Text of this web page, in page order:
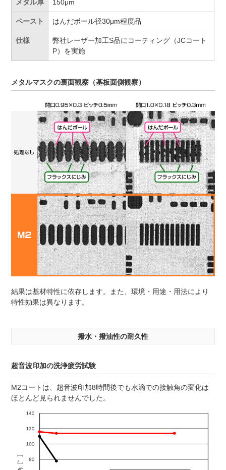
メタル厚 150μm
ペースト はんだボール径30μm程度品
仕様
弊社レーザー加工S品にコーティング（JCコート
P）を実施
メタルマスクの裏面観察（基板面側観察）
結果は基材特性に依存します。また、環境・用途・用法により
特性効果は異なります。
撥水・撥油性の耐久性
超音波印加の洗浄疲労試験
M2コートは、超音波印加8時間後でも水滴での接触角の変化は
ほとんど見られませんでした。